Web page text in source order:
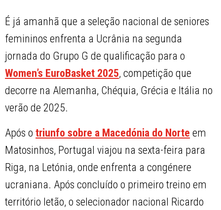
É já amanhã que a seleção nacional de seniores
femininos enfrenta a Ucrânia na segunda
jornada do Grupo G de qualificação para o
Women’s EuroBasket 2025, competição que
decorre na Alemanha, Chéquia, Grécia e Itália no
verão de 2025.
Após otriunfo sobre a Macedónia do Norte em
Matosinhos, Portugal viajou na sexta-feira para
Riga, na Letónia, onde enfrenta a congénere
ucraniana. Após concluído o primeiro treino em
território letão, o selecionador nacional Ricardo